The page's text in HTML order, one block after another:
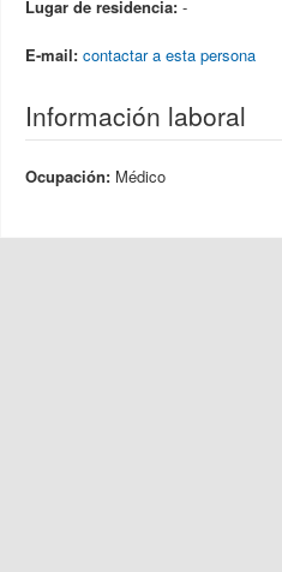
Lugar de residencia: -
E-mail: contactar a esta persona
Información laboral
Ocupación: Médico